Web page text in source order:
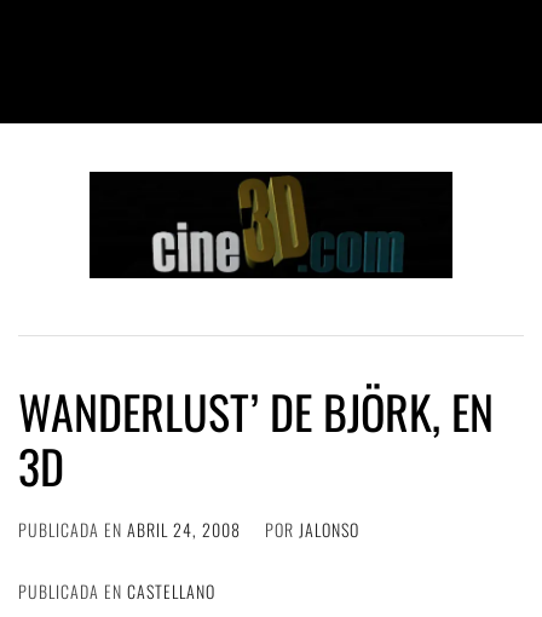
WANDERLUST’ DE BJÖRK, EN
3D
PUBLICADA EN ABRIL 24, 2008 POR JALONSO
PUBLICADA EN CASTELLANO